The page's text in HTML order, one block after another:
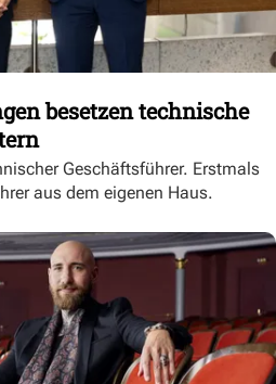
besetzen technische
Geschäftsführer. Erstmals
aus dem eigenen Haus.